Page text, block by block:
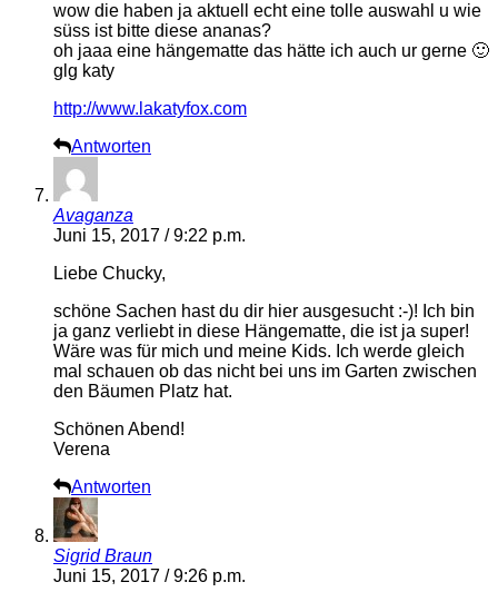
wow die haben ja aktuell echt eine tolle auswahl u wie
süss ist bitte diese ananas?
oh jaaa eine hängematte das hätte ich auch ur gerne 🙂
glg katy
http://www.lakatyfox.com
Antworten
Avaganza
Juni 15, 2017 / 9:22 p.m.
Liebe Chucky,
schöne Sachen hast du dir hier ausgesucht :-)! Ich bin
ja ganz verliebt in diese Hängematte, die ist ja super!
Wäre was für mich und meine Kids. Ich werde gleich
mal schauen ob das nicht bei uns im Garten zwischen
den Bäumen Platz hat.
Schönen Abend!
Verena
Antworten
Sigrid Braun
Juni 15, 2017 / 9:26 p.m.